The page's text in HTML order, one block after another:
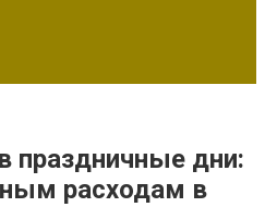
праздничные дни:
расходам в